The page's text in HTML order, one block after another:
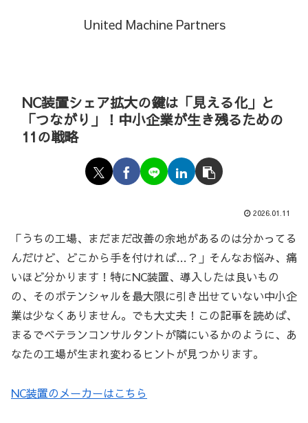
United Machine Partners
NC装置シェア拡大の鍵は「見える化」と
「つながり」！中小企業が生き残るための
11の戦略
2026.01.11
「うちの工場、まだまだ改善の余地があるのは分かってる
んだけど、どこから手を付ければ…？」そんなお悩み、痛
いほど分かります！特にNC装置、導入したは良いもの
の、そのポテンシャルを最大限に引き出せていない中小企
業は少なくありません。でも大丈夫！この記事を読めば、
まるでベテランコンサルタントが隣にいるかのように、あ
なたの工場が生まれ変わるヒントが見つかります。
NC装置のメーカーはこちら